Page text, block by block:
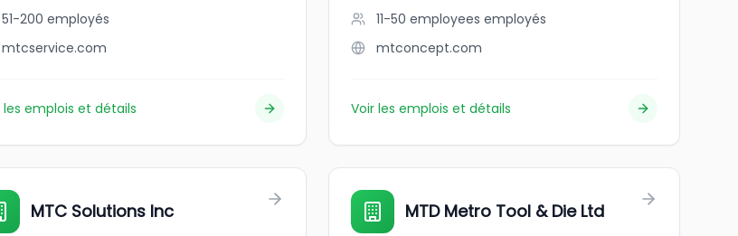
51-200 employés
mtcservice.com
les emplois et détails
11-50 employees employés
mtconcept.com
Voir les emplois et détails
MTC Solutions Inc MTD Metro Tool & Die Ltd